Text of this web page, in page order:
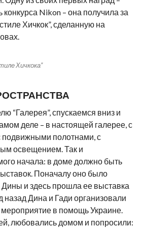
Nikon – она получила за
Хичкок”, сделанную на
Хичкока”
“Галерея”, спускаемся вниз и
деле – в настоящей галерее, с
подвижными полотнами, с
освещением. Так и
начала: в доме должно быть
Поначалу оно было
и здесь прошла ее выставка
назад Дина и Гади организовали
мероприятие в помощь Украине.
любовались домом и попросили: